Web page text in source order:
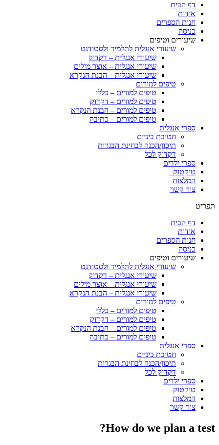
דף הבית
אודות
חנות הספרים
כניסה
שיעורים וטיפים
שיעורי אנגלית לתלמיד ולסטודנט
שיעורי אנגלית – דקדוק
שיעורי אנגלית – אוצר מילים
שיעורי אנגלית – הבנת הנקרא
טיפים למורים
טיפים למורים – כללי
טיפים למורים – דקדוק
טיפים למורים – הבנת הנקרא
טיפים למורים – כתיבה
ספרי אנגלית
חטיבת ביניים
תיכון/הכנה לבחינת הבגרות
דקדוק לכל
ספרי ילדים
טיקטוק
המלצות
צור קשר
תפריט
דף הבית
אודות
חנות הספרים
כניסה
שיעורים וטיפים
שיעורי אנגלית לתלמיד ולסטודנט
שיעורי אנגלית – דקדוק
שיעורי אנגלית – אוצר מילים
שיעורי אנגלית – הבנת הנקרא
טיפים למורים
טיפים למורים – כללי
טיפים למורים – דקדוק
טיפים למורים – הבנת הנקרא
טיפים למורים – כתיבה
ספרי אנגלית
חטיבת ביניים
תיכון/הכנה לבחינת הבגרות
דקדוק לכל
ספרי ילדים
טיקטוק
המלצות
צור קשר
How do we plan a test?